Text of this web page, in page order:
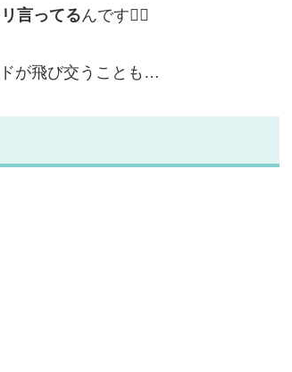
言ってるんです🙅‍♂️
が飛び交うことも…